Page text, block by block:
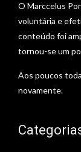
O Marccelus
voluntária e
conteúdo foi
tornou-se um
Aos poucos
novamente.